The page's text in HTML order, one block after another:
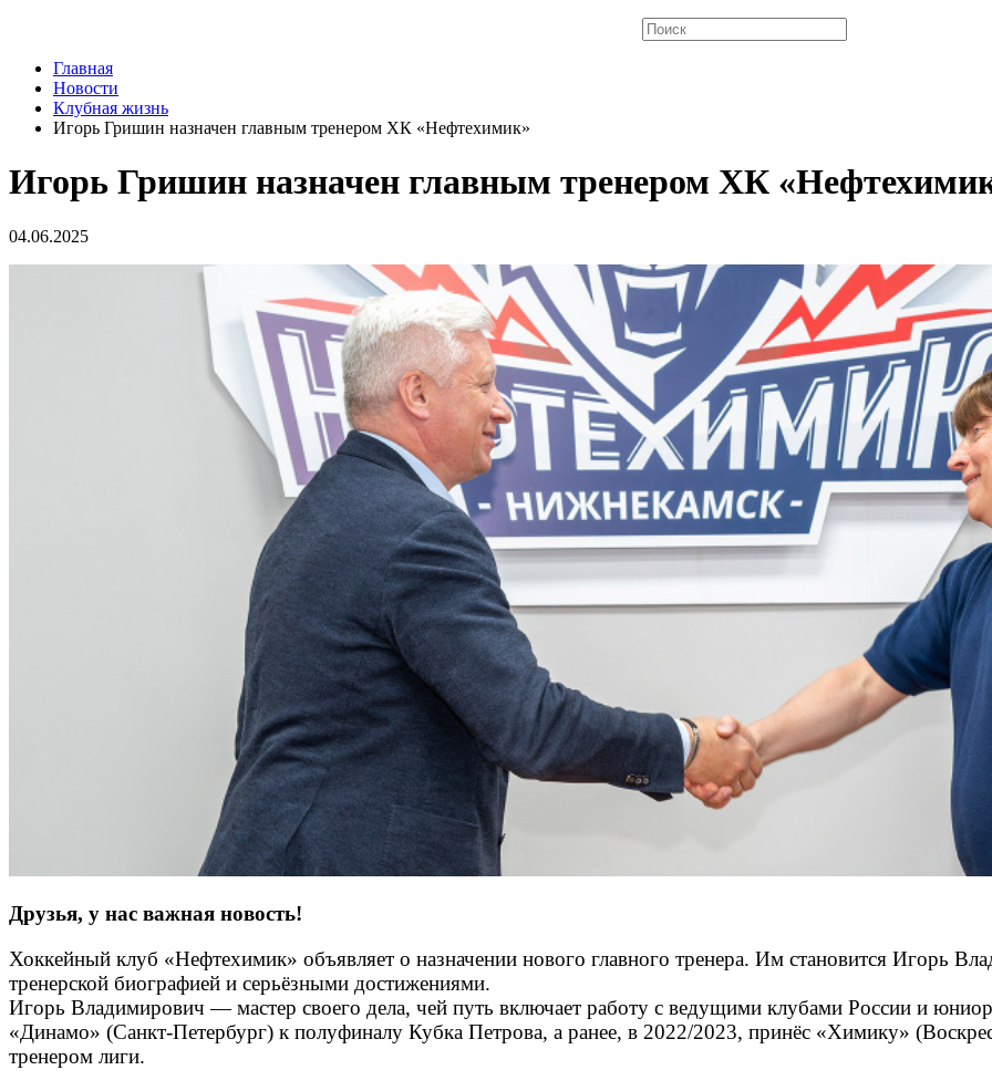
Главная
Новости
Клубная жизнь
Игорь Гришин назначен главным тренером ХК «Нефтехимик»
Игорь Гришин назначен главным тренером ХК
04.06.2025
Друзья, у нас важная новость!
Хоккейный клуб «Нефтехимик» объявляет о назначении нового главного тренера. Им становится Игорь
тренерской биографией и серьёзными достижениями.
Игорь Владимирович — мастер своего дела, чей путь включает работу с ведущими клубами России и
«Динамо» (Санкт-Петербург) к полуфиналу Кубка Петрова, а ранее, в 2022/2023, принёс «Химику»
тренером лиги.